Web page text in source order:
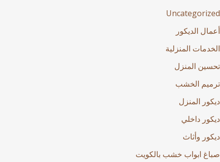
Uncategorized
أعمال الديكور
الخدمات المنزلية
تحسين المنزل
ترميم الخشب
ديكور المنزل
ديكور داخلي
ديكور وأثاث
صباغ ابواب خشب بالكويت